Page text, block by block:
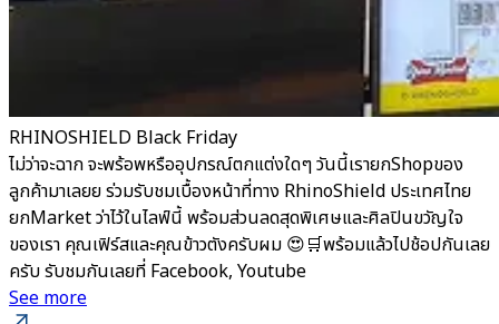
RHINOSHIELD Black Friday
ไม่ว่าจะฉาก จะพร้อพหรืออุปกรณ์ตกแต่งใดๆ วันนี้เรายกShopของ
ลูกค้ามาเลยย ร่วมรับชมเบื้องหน้าที่ทาง RhinoShield ประเทศไทย
ยกMarket ว่าไว้ในไลฟ์นี้ พร้อมส่วนลดสุดพิเศษและศิลปินขวัญใจ
ของเรา คุณเฟิร์สและคุณข้าวตังครับผม 😍🛒พร้อมแล้วไปช้อปกันเลย
ครับ รับชมกันเลยที่ Facebook, Youtube
See more